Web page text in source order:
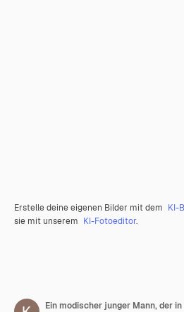
Erstelle deine eigenen Bilder mit dem KI-
sie mit unserem KI-Fotoeditor.
Ein modischer junger Mann, der